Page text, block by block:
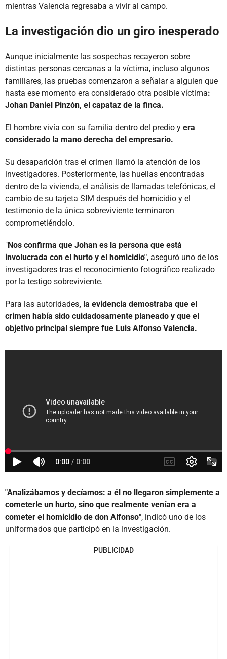
mientras Valencia regresaba a vivir al campo.
La investigación dio un giro inesperado
Aunque inicialmente las sospechas recayeron sobre
distintas personas cercanas a la víctima, incluso algunos
familiares, las pruebas comenzaron a señalar a alguien que
hasta ese momento era considerado otra posible víctima:
Johan Daniel Pinzón, el capataz de la finca.
El hombre vivía con su familia dentro del predio y era
considerado la mano derecha del empresario.
Su desaparición tras el crimen llamó la atención de los
investigadores. Posteriormente, las huellas encontradas
dentro de la vivienda, el análisis de llamadas telefónicas, el
cambio de su tarjeta SIM después del homicidio y el
testimonio de la única sobreviviente terminaron
comprometiéndolo.
"Nos confirma que Johan es la persona que está
involucrada con el hurto y el homicidio", aseguró uno de los
investigadores tras el reconocimiento fotográfico realizado
por la testigo sobreviviente.
Para las autoridades, la evidencia demostraba que el
crimen había sido cuidadosamente planeado y que el
objetivo principal siempre fue Luis Alfonso Valencia.
"Analizábamos y decíamos: a él no llegaron simplemente a
cometerle un hurto, sino que realmente venían era a
cometer el homicidio de don Alfonso", indicó uno de los
uniformados que participó en la investigación.
PUBLICIDAD